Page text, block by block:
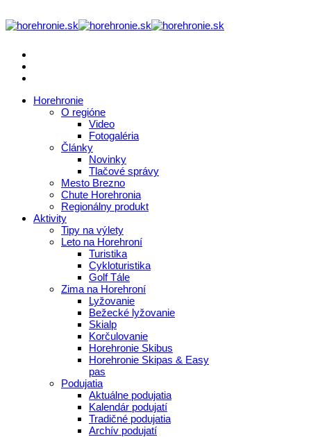
Horehronie
O regióne
Video
Fotogaléria
Články
Novinky
Tlačové správy
Mesto Brezno
Chute Horehronia
Regionálny produkt
Aktivity
Tipy na výlety
Leto na Horehroní
Turistika
Cykloturistika
Golf Tále
Zima na Horehroní
Lyžovanie
Bežecké lyžovanie
Skialp
Korčulovanie
Horehronie Skibus
Horehronie Skipas & Easy
pas
Podujatia
Aktuálne podujatia
Kalendár podujatí
Tradičné podujatia
Archív podujatí